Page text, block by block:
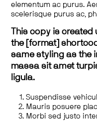
elementum ac purus.
scelerisque purus ac,
This copy is
the [format]
same styling as the
massa sit amet
ligula.
Suspendisse
Mauris posuere
Morbi sed justo